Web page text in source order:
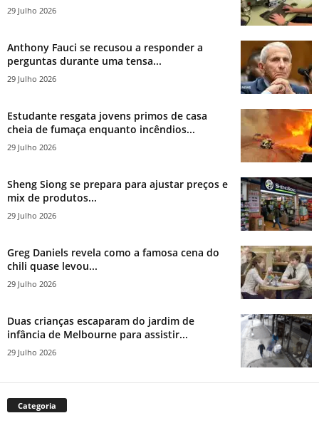
29 Julho 2026
Anthony Fauci se recusou a responder a
perguntas durante uma tensa...
29 Julho 2026
Estudante resgata jovens primos de casa
cheia de fumaça enquanto incêndios...
29 Julho 2026
Sheng Siong se prepara para ajustar preços e
mix de produtos...
29 Julho 2026
Greg Daniels revela como a famosa cena do
chili quase levou...
29 Julho 2026
Duas crianças escaparam do jardim de
infância de Melbourne para assistir...
29 Julho 2026
Categoria